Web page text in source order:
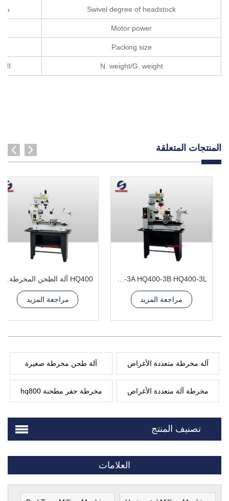
Swivel degree of headstock
Motor power
Packing size
N. weight/G. weight
المنتجات المتعلقة
HQ400-3A HQ400-3B HQ400-3L مخرطة آلة طحن
مراجعة المزيد مراجعة المزيد
آلة مخرطة متعددة الأغراض آلة طحن مخرطة صغيرة
مخرطة آلة متعددة الأغراض مخرطة حفر مطحنة hq800
تصنيف المنتج
العلامات